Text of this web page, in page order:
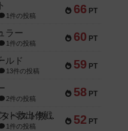
66 PT
1件の投稿
60 PT
ラー
1件の投稿
59 PT
ルド
13件の投稿
58 PT
2件の投稿
52 PT
Bitter End ブタペスト救出作戦
1件の投稿